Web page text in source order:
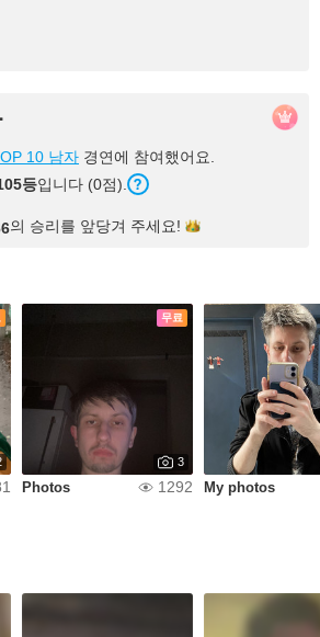
10 남자 경연에 참여했어요.
등입니다 (0점).
의 승리를 앞당겨 주세요!
무료
3
Photos 1292 My photos